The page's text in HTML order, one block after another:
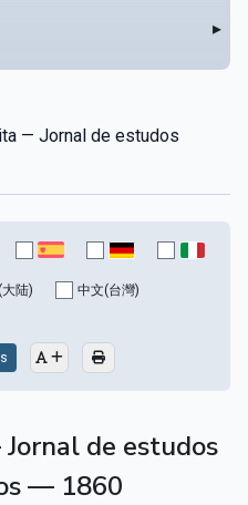
▸
— Jornal de estudos
陆) 中文(台灣)
de estudos
— 1860